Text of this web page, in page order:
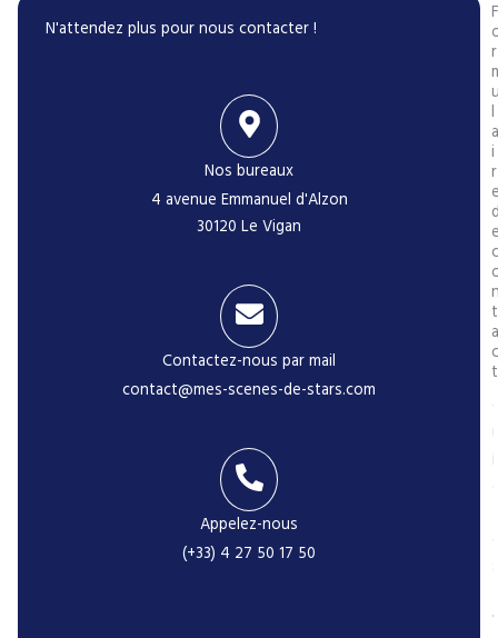
N'attendez plus pour nous contacter !
Nos bureaux
4 avenue Emmanuel d'Alzon
30120 Le Vigan
Contactez-nous par mail
contact@mes-scenes-de-stars.com
Appelez-nous
(+33) 4 27 50 17 50
F
r
l
a
i
r
c
t
a
c
t
i